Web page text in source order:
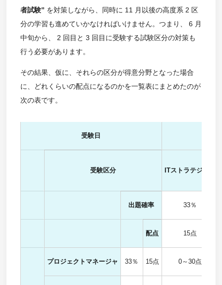
者試験” を対策しながら、同時に 11 月以後の高度系 2 区
分の学習も進めていかなければいけません。つまり、 6 月
中旬から、 2 回目と 3 回目に受験する試験区分の対策も
行う必要があります。
その結果、仮に、それらの区分が得意分野となった場合
に、どれくらいの配点になるのかを一覧表にまとめたのが
次の表です。
受験日
受験区分
ITストラテジスト
出題確率 33％
配点 15点
プロジェクトマネージャ 33％ 15点 0～30点